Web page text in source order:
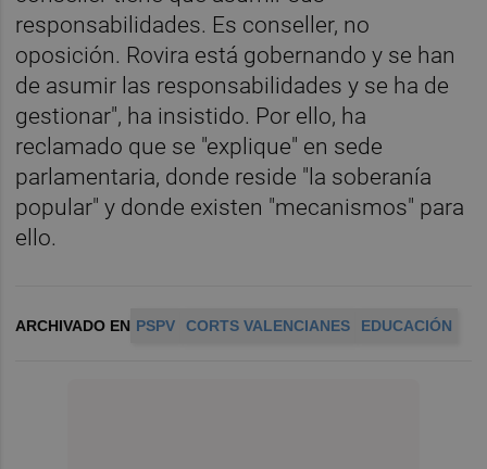
responsabilidades. Es conseller, no
oposición. Rovira está gobernando y se han
de asumir las responsabilidades y se ha de
gestionar", ha insistido. Por ello, ha
reclamado que se "explique" en sede
parlamentaria, donde reside "la soberanía
popular" y donde existen "mecanismos" para
ello.
ARCHIVADO EN PSPV CORTS VALENCIANES EDUCACIÓN